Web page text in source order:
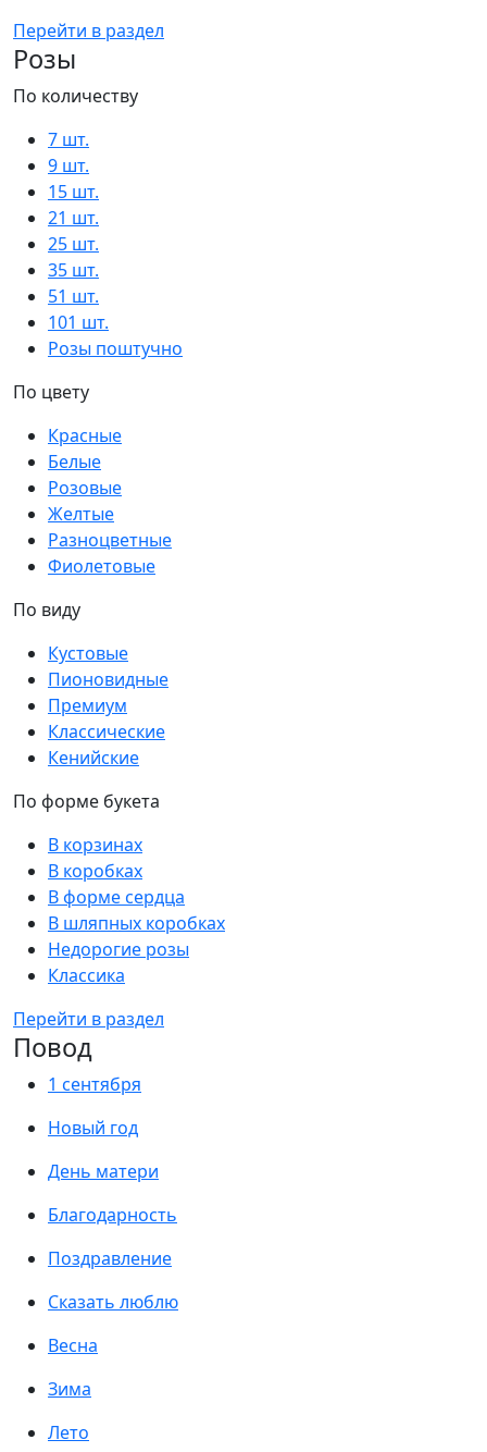
Перейти в раздел
Розы
По количеству
7 шт.
9 шт.
15 шт.
21 шт.
25 шт.
35 шт.
51 шт.
101 шт.
Розы поштучно
По цвету
Красные
Белые
Розовые
Желтые
Разноцветные
Фиолетовые
По виду
Кустовые
Пионовидные
Премиум
Классические
Кенийские
По форме букета
В корзинах
В коробках
В форме сердца
В шляпных коробках
Недорогие розы
Классика
Перейти в раздел
Повод
1 сентября
Новый год
День матери
Благодарность
Поздравление
Сказать люблю
Весна
Зима
Лето